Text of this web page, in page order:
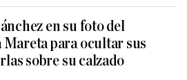
en su foto del
Mareta para ocultar sus
sobre su calzado